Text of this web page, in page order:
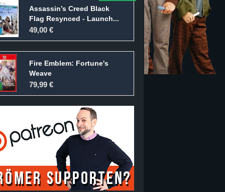
Assassin’s Creed Black
Flag Resynced - Launch...
49,00 €
Fire Emblem: Fortune's
Weave
79,99 €